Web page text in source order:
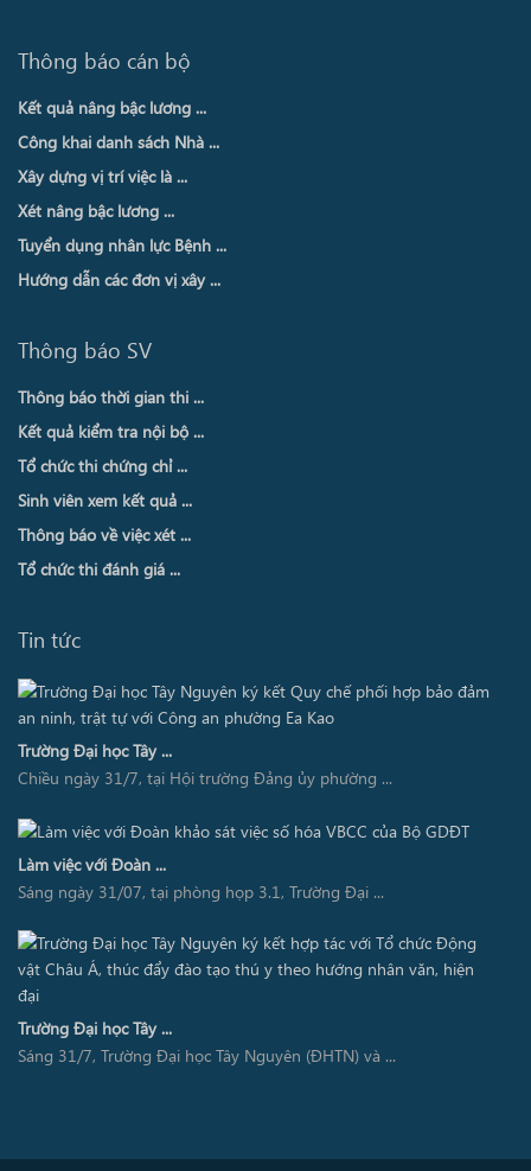
Thông báo cán bộ
Kết quả nâng bậc lương ...
Công khai danh sách Nhà ...
Xây dựng vị trí việc là ...
Xét nâng bậc lương ...
Tuyển dụng nhân lực Bệnh ...
Hướng dẫn các đơn vị xây ...
Thông báo SV
Thông báo thời gian thi ...
Kết quả kiểm tra nội bộ ...
Tổ chức thi chứng chỉ ...
Sinh viên xem kết quả ...
Thông báo về việc xét ...
Tổ chức thi đánh giá ...
Tin tức
Trường Đại học Tây ...
Chiều ngày 31/7, tại Hội trường Đảng ủy phường ...
Làm việc với Đoàn ...
Sáng ngày 31/07, tại phòng họp 3.1, Trường Đại ...
Trường Đại học Tây ...
Sáng 31/7, Trường Đại học Tây Nguyên (ĐHTN) và ...